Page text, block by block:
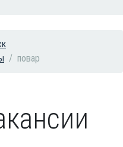
повар